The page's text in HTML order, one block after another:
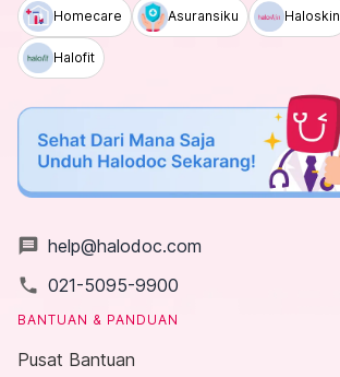
Homecare Asuransiku Haloskin
Halofit
message help@halodoc.com
local_phone 021-5095-9900
BANTUAN & PANDUAN
Pusat Bantuan